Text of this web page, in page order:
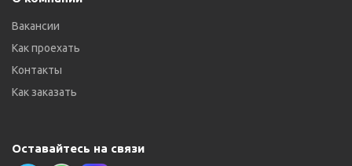
Вакансии
Как проехать
Контакты
Как заказать
Оставайтесь на связи